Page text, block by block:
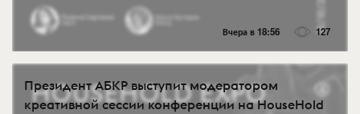
Вчера в 18:56 127
Президент АБКР выступит модератором
креативной сессии конференции на HouseHold